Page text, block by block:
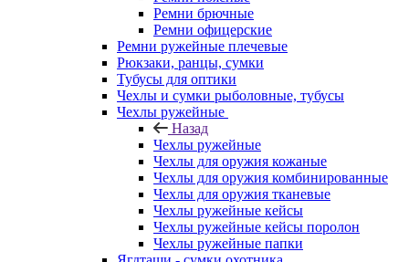
Ремни брючные
Ремни офицерские
Ремни ружейные плечевые
Рюкзаки, ранцы, сумки
Тубусы для оптики
Чехлы и сумки рыболовные, тубусы
Чехлы ружейные
Назад
Чехлы ружейные
Чехлы для оружия кожаные
Чехлы для оружия комбинированные
Чехлы для оружия тканевые
Чехлы ружейные кейсы
Чехлы ружейные кейсы поролон
Чехлы ружейные папки